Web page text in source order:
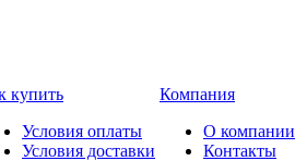
купить
Условия оплаты
Условия доставки
Компания
О компании
Контакты